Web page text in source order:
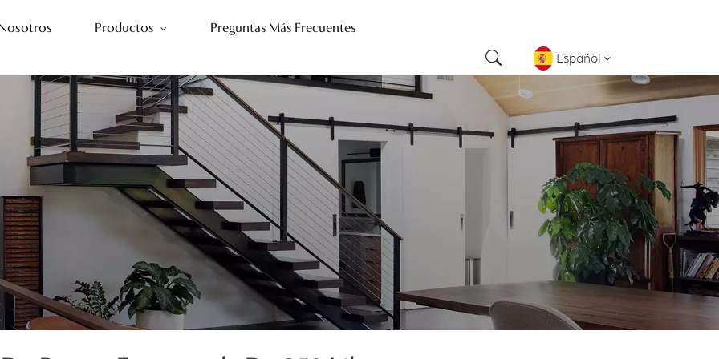
Productos Preguntas Más Frecuentes
Español
français
Deutsch
русский